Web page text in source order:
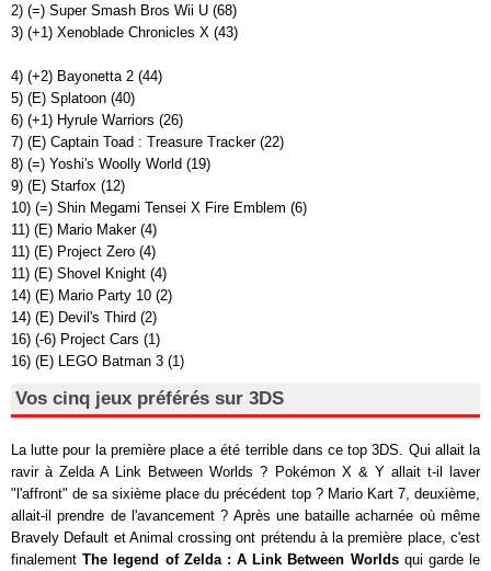
2) (=) Super Smash Bros Wii U (68)
3) (+1) Xenoblade Chronicles X (43)
4) (+2) Bayonetta 2 (44)
5) (E) Splatoon (40)
6) (+1) Hyrule Warriors (26)
7) (E) Captain Toad : Treasure Tracker (22)
8) (=) Yoshi's Woolly World (19)
9) (E) Starfox (12)
10) (=) Shin Megami Tensei X Fire Emblem (6)
11) (E) Mario Maker (4)
11) (E) Project Zero (4)
11) (E) Shovel Knight (4)
14) (E) Mario Party 10 (2)
14) (E) Devil's Third (2)
16) (-6) Project Cars (1)
16) (E) LEGO Batman 3 (1)
Vos cinq jeux préférés sur 3DS
La lutte pour la première place a été terrible dans ce top 3DS. Qui allait la
ravir à Zelda A Link Between Worlds ? Pokémon X & Y allait t-il laver
"l'affront" de sa sixième place du précédent top ? Mario Kart 7, deuxième,
allait-il prendre de l'avancement ? Après une bataille acharnée où même
Bravely Default et Animal crossing ont prétendu à la première place, c'est
finalementThe legend of Zelda : A Link Between Worldsqui garde le